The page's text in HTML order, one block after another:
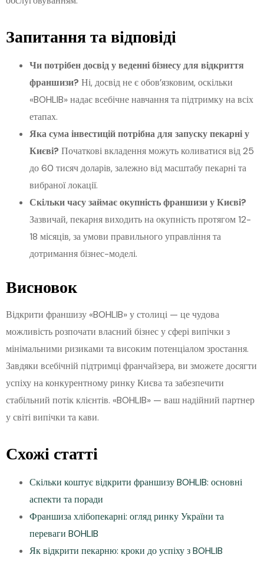
Запитання та відповіді
Чи потрібен досвід у веденні бізнесу для відкриття
франшизи? Ні, досвід не є обов’язковим, оскільки
«BOHLIB» надає всебічне навчання та підтримку на всіх
етапах.
Яка сума інвестицій потрібна для запуску пекарні у
Києві? Початкові вкладення можуть коливатися від 25
до 60 тисяч доларів, залежно від масштабу пекарні та
вибраної локації.
Скільки часу займає окупність франшизи у Києві?
Зазвичай, пекарня виходить на окупність протягом 12-
18 місяців, за умови правильного управління та
дотримання бізнес-моделі.
Висновок
Відкрити франшизу «BOHLIB» у столиці — це чудова
можливість розпочати власний бізнес у сфері випічки з
мінімальними ризиками та високим потенціалом зростання.
Завдяки всебічній підтримці франчайзера, ви зможете досягти
успіху на конкурентному ринку Києва та забезпечити
стабільний потік клієнтів. «BOHLIB» — ваш надійний партнер
у світі випічки та кави.
Схожі статті
Скільки коштує відкрити франшизу BOHLIB: основні
аспекти та поради
Франшиза хлібопекарні: огляд ринку України та
переваги BOHLIB
Як відкрити пекарню: кроки до успіху з BOHLIB